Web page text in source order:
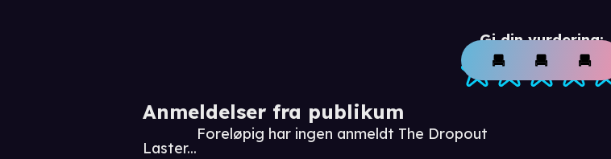
Gi din vurdering:
Anmeldelser fra publikum
Laster...
Foreløpig har ingen anmeldt The Dropout